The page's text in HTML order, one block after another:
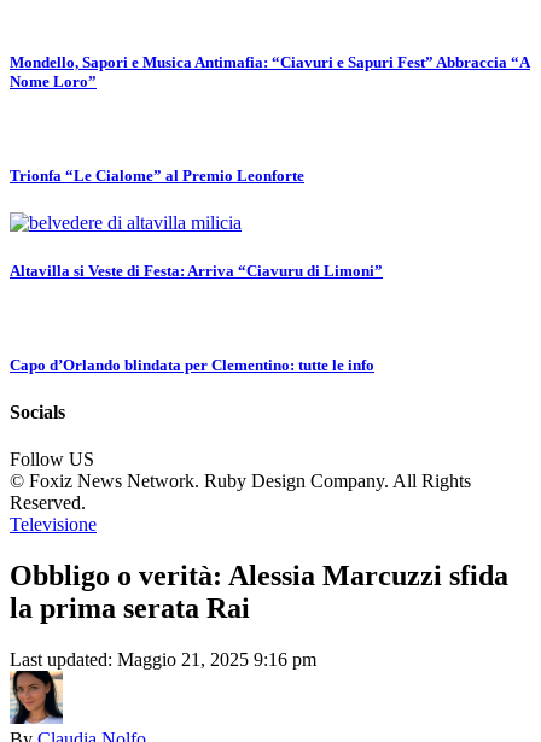
Mondello, Sapori e Musica Antimafia: “Ciavuri e Sapuri Fest” Abbraccia “A
Nome Loro”
Trionfa “Le Cialome” al Premio Leonforte
Altavilla si Veste di Festa: Arriva “Ciavuru di Limoni”
Capo d’Orlando blindata per Clementino: tutte le info
Socials
Follow US
© Foxiz News Network. Ruby Design Company. All Rights
Reserved.
Televisione
Obbligo o verità: Alessia Marcuzzi sfida
la prima serata Rai
Last updated: Maggio 21, 2025 9:16 pm